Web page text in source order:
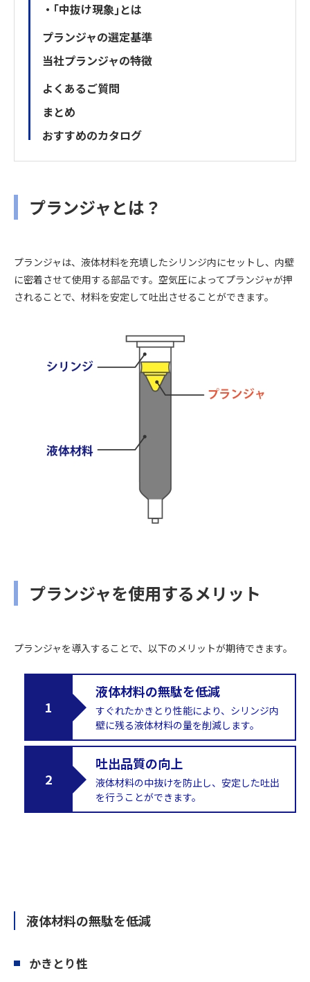
・｢中抜け現象｣とは
プランジャの選定基準
当社プランジャの特徴
よくあるご質問
まとめ
おすすめのカタログ
プランジャとは？
プランジャは、液体材料を充填したシリンジ内にセットし、内壁
に密着させて使用する部品です。空気圧によってプランジャが押
されることで、材料を安定して吐出させることができます。
プランジャを使用するメリット
プランジャを導入することで、以下のメリットが期待できます。
液体材料の無駄を低減
すぐれたかきとり性能により、シリンジ内
壁に残る液体材料の量を削減します。
吐出品質の向上
液体材料の中抜けを防止し、安定した吐出
を行うことができます。
液体材料の無駄を低減
かきとり性